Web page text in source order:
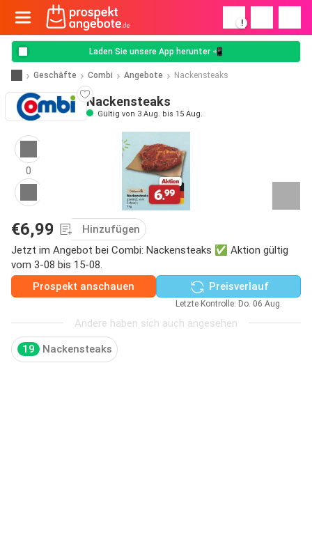
!
Laden Sie unsere App herunter 📲
Geschäfte Combi Angebote Nackensteaks
Nackensteaks
Gültig von 3 Aug. bis 15 Aug.
0
€6,99
Hinzufügen
Jetzt im Angebot bei Combi: Nackensteaks ✅ Aktion gültig
vom 3-08 bis 15-08.
Prospekt anschauen
Preisverlauf
Letzte Kontrolle: Do. 06 Aug.
Andere haben sich auch angesehen
19 Nackensteaks